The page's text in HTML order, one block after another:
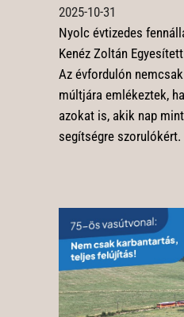
2025-10-31
Nyolc évtizedes
Kenéz Zoltán
Az évfordulón
múltjára emlékeztek,
azokat is, akik nap
segítségre szorulókért.